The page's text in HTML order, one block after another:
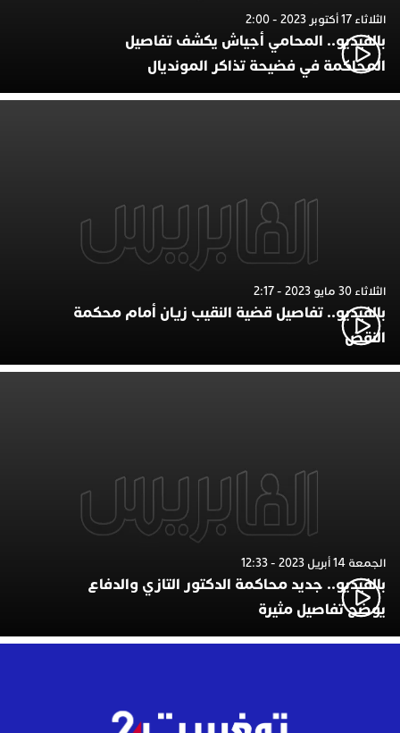
الثلاثاء 17 أكتوبر 2023 - 2:00
بالفيديو.. المحامي أجياش يكشف تفاصيل
المحاكمة في فضيحة تذاكر المونديال
الثلاثاء 30 مايو 2023 - 2:17
بالفيديو.. تفاصيل قضية النقيب زيان أمام محكمة
النقض
الجمعة 14 أبريل 2023 - 12:33
بالفيديو.. جديد محاكمة الدكتور التازي والدفاع
يوضح تفاصيل مثيرة